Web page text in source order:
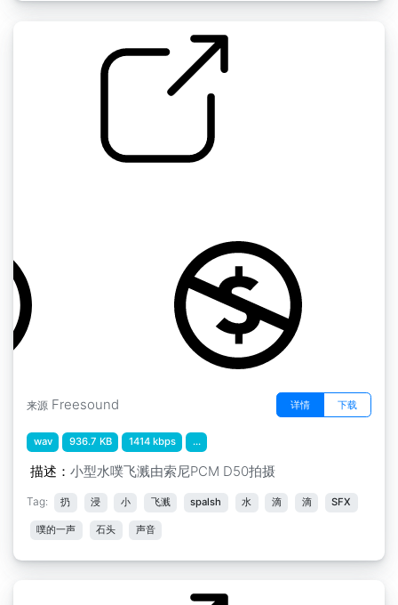
来源 Freesound 详情 下载
wav 936.7 KB 1414 kbps ...
描述： 小型水噗飞溅由索尼PCM D50拍摄
Tag: 扔 浸 小 飞溅 spalsh 水 滴 滴 SFX
噗的一声 石头 声音